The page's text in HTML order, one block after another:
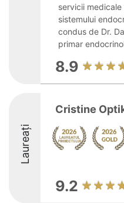
servicii
sistemului
condus de Dr.
primar
8.9
Laureați
Cristine
9.2